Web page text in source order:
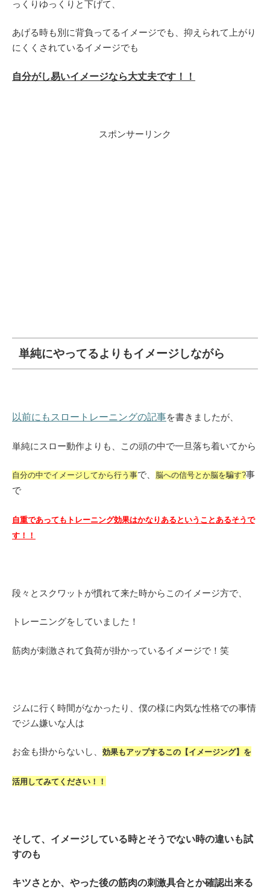
っくりゆっくりと下げて、
あげる時も別に背負ってるイメージでも、抑えられて上がり
にくくされているイメージでも
自分がし易いイメージなら大丈夫です！！
スポンサーリンク
単純にやってるよりもイメージしながら
以前にもスロートレーニングの記事を書きましたが、
単純にスロー動作よりも、この頭の中で一旦落ち着いてから
自分の中でイメージしてから行う事で、 脳への信号とか脳を騙す?事
で
自重であってもトレーニング効果はかなりあるということあるそうで
す！！
段々とスクワットが慣れて来た時からこのイメージ方で、
トレーニングをしていました！
筋肉が刺激されて負荷が掛かっているイメージで！笑
ジムに行く時間がなかったり、僕の様に内気な性格での事情
でジム嫌いな人は
お金も掛からないし、 効果もアップするこの【イメージング】を
活用してみてください！！
そして、イメージしている時とそうでない時の違いも試
すのも
キツさとか、やった後の筋肉の刺激具合とか確認出来る